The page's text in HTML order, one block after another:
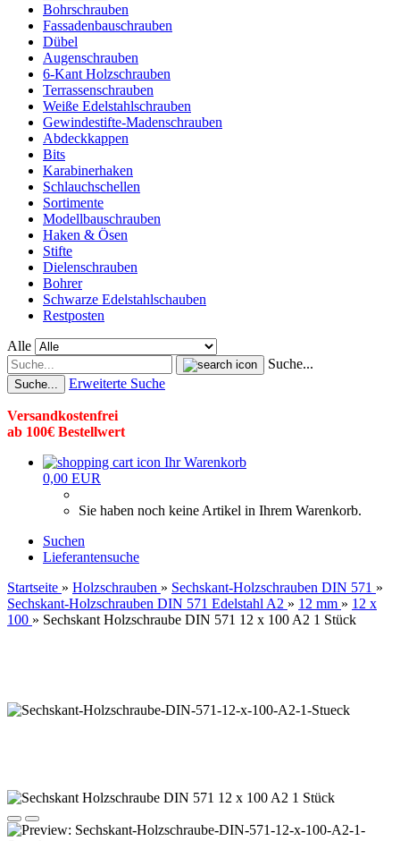
Bohrschrauben
Fassadenbauschrauben
Dübel
Augenschrauben
6-Kant Holzschrauben
Terrassenschrauben
Weiße Edelstahlschrauben
Gewindestifte-Madenschrauben
Abdeckkappen
Bits
Karabinerhaken
Schlauchschellen
Sortimente
Modellbauschrauben
Haken & Ösen
Stifte
Dielenschrauben
Bohrer
Schwarze Edelstahlschauben
Restposten
Alle
Suche...
Suche... Erweiterte Suche
Versandkostenfrei
ab 100€ Bestellwert
Ihr Warenkorb
0,00 EUR
Sie haben noch keine Artikel in Ihrem Warenkorb.
Suchen
Lieferantensuche
Startseite » Holzschrauben » Sechskant-Holzschrauben DIN 571 »
Sechskant-Holzschrauben DIN 571 Edelstahl A2 » 12 mm » 12 x
100 » Sechskant Holzschraube DIN 571 12 x 100 A2 1 Stück